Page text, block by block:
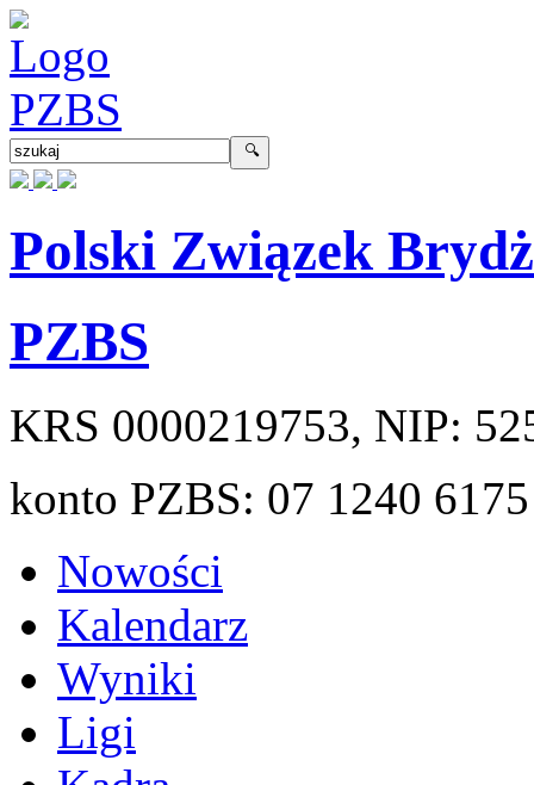
Polski Związek
PZBS
KRS 0000219753, NIP:
konto PZBS: 07 1240
Nowości
Kalendarz
Wyniki
Ligi